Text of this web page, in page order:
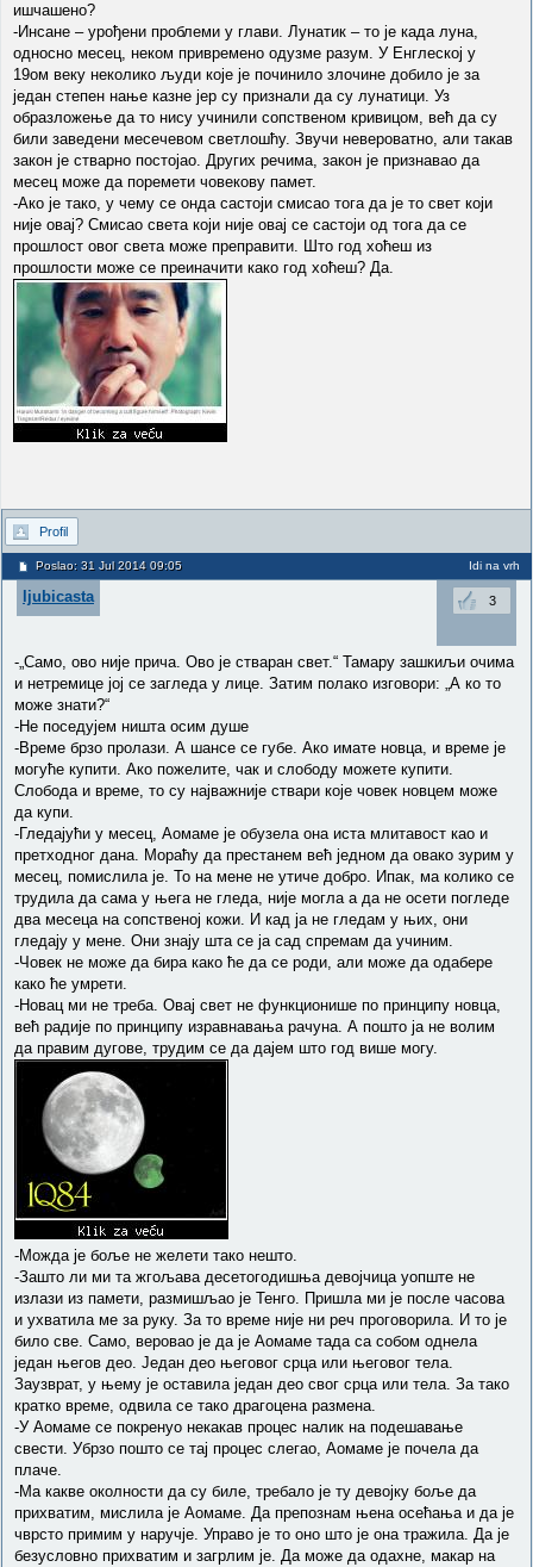
ишчашено?
-Инсане – урођени проблеми у глави. Лунатик – то је када луна,
односно месец, неком привремено одузме разум. У Енглеској у
19ом веку неколико људи које је починило злочине добило је за
један степен нање казне јер су признали да су лунатици. Уз
образложење да то нису учинили сопственом кривицом, већ да су
били заведени месечевом светлошћу. Звучи невероватно, али такав
закон је стварно постојао. Других речима, закон је признавао да
месец може да поремети човекову памет.
-Ако је тако, у чему се онда састоји смисао тога да је то свет који
није овај? Смисао света који није овај се састоји од тога да се
прошлост овог света може преправити. Што год хоћеш из
прошлости може се преиначити како год хоћеш? Да.
Profil
Poslao: 31 Jul 2014 09:05 Idi na vrh
ljubicasta 3
-„Само, ово није прича. Ово је стваран свет.“ Тамару зашкиљи очима
и нетремице јој се загледа у лице. Затим полако изговори: „А ко то
може знати?“
-Не поседујем ништа осим душе
-Време брзо пролази. А шансе се губе. Ако имате новца, и време је
могуће купити. Ако пожелите, чак и слободу можете купити.
Слобода и време, то су најважније ствари које човек новцем може
да купи.
-Гледајући у месец, Аомаме је обузела она иста млитавост као и
претходног дана. Мораћу да престанем већ једном да овако зурим у
месец, помислила је. То на мене не утиче добро. Ипак, ма колико се
трудила да сама у њега не гледа, није могла а да не осети погледе
два месеца на сопственој кожи. И кад ја не гледам у њих, они
гледају у мене. Они знају шта се ја сад спремам да учиним.
-Човек не може да бира како ће да се роди, али може да одабере
како ће умрети.
-Новац ми не треба. Овај свет не функционише по принципу новца,
већ радије по принципу изравнавања рачуна. А пошто ја не волим
да правим дугове, трудим се да дајем што год више могу.
-Можда је боље не желети тако нешто.
-Зашто ли ми та жгољава десетогодишња девојчица уопште не
излази из памети, размишљао је Тенго. Пришла ми је после часова
и ухватила ме за руку. За то време није ни реч проговорила. И то је
било све. Само, веровао је да је Аомаме тада са собом однела
један његов део. Један део његовог срца или његовог тела.
Заузврат, у њему је оставила један део свог срца или тела. За тако
кратко време, одвила се тако драгоцена размена.
-У Аомаме се покренуо некакав процес налик на подешавање
свести. Убрзо пошто се тај процес слегао, Аомаме је почела да
плаче.
-Ма какве околности да су биле, требало је ту девојку боље да
прихватим, мислила је Аомаме. Да препознам њена осећања и да је
чврсто примим у наручје. Управо је то оно што је она тражила. Да је
безусловно прихватим и загрлим је. Да може да одахне, макар на